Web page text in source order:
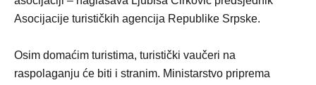
Asocijacije turističkih agencija Republike Srpske.
Osim domaćim turistima, turistički vaučeri na
raspolaganju će biti i stranim. Ministarstvo priprema